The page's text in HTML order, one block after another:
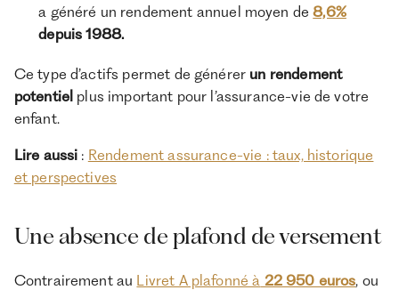
a généré un rendement annuel moyen de8,6%
depuis 1988.
Ce type d’actifs permet de générer un rendement
potentiel plus important pour l’assurance-vie de votre
enfant.
Lire aussi : Rendement assurance-vie : taux, historique
et perspectives
Une absence de plafond de versement
Contrairement au Livret A plafonné à 22 950 euros, ou